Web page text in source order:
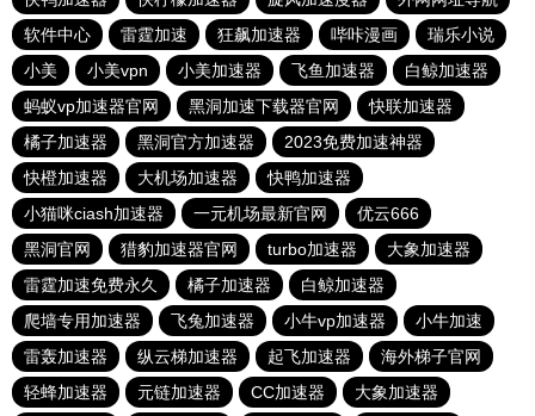
软件中心
雷霆加速 狂飙加速器 哔咔漫画
瑞乐小说
小美
小美vpn 小美加速器 飞鱼加速器
白鲸加速器
蚂蚁vp加速器官网
黑洞加速下载器官网
快联加速器
橘子加速器
黑洞官方加速器
2023免费加速神器
快橙加速器
大机场加速器
快鸭加速器
小猫咪ciash加速器
一元机场最新官网
优云666
黑洞官网
猎豹加速器官网 turbo加速器
大象加速器
雷霆加速免费永久
橘子加速器
白鲸加速器
爬墙专用加速器
飞兔加速器 小牛vp加速器
小牛加速
雷轰加速器
纵云梯加速器 起飞加速器
海外梯子官网
轻蜂加速器
元链加速器 CC加速器 大象加速器